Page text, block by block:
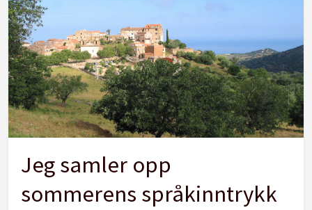
Jeg samler opp
sommerens språkinntrykk